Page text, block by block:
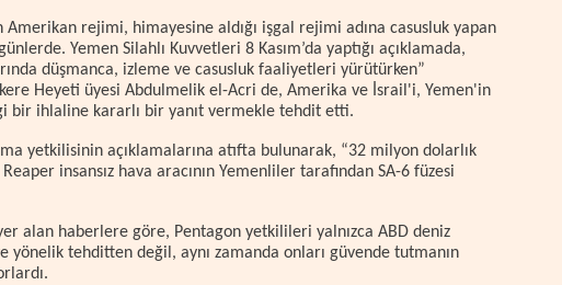
Amerikan rejimi, himayesine aldığı işgal rejimi adına casusluk yapan
Yemen Silahlı Kuvvetleri 8 Kasım’da yaptığı açıklamada,
düşmanca, izleme ve casusluk faaliyetleri yürütürken”
Heyeti üyesi Abdulmelik el-Acri de, Amerika ve İsrail'i, Yemen'in
bir ihlaline kararlı bir yanıt vermekle tehdit etti.
yetkilisinin açıklamalarına atıfta bulunarak, “32 milyon dolarlık
insansız hava aracının Yemenliler tarafından SA-6 füzesi
alan haberlere göre, Pentagon yetkilileri yalnızca ABD deniz
yönelik tehditten değil, aynı zamanda onları güvende tutmanın